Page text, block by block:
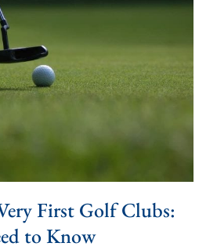
First Golf Clubs:
to Know